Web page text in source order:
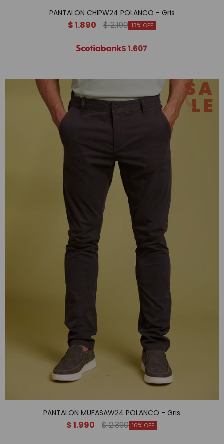
PANTALON CHIPW24 POLANCO - Gris
$1.890 $2.190 13
$1.607
PANTALON MUFASAW24 POLANCO - Gris
$1.990 $2.390 16